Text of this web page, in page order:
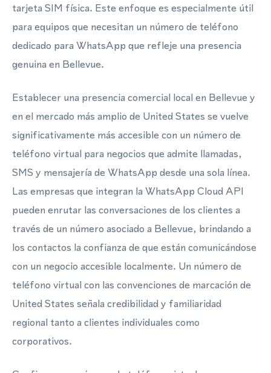
tarjeta SIM física. Este enfoque es especialmente útil
para equipos que necesitan un número de teléfono
dedicado para WhatsApp que refleje una presencia
genuina en Bellevue.
Establecer una presencia comercial local en Bellevue y
en el mercado más amplio de United States se vuelve
significativamente más accesible con un número de
teléfono virtual para negocios que admite llamadas,
SMS y mensajería de WhatsApp desde una sola línea.
Las empresas que integran la WhatsApp Cloud API
pueden enrutar las conversaciones de los clientes a
través de un número asociado a Bellevue, brindando a
los contactos la confianza de que están comunicándose
con un negocio accesible localmente. Un número de
teléfono virtual con las convenciones de marcación de
United States señala credibilidad y familiaridad
regional tanto a clientes individuales como
corporativos.